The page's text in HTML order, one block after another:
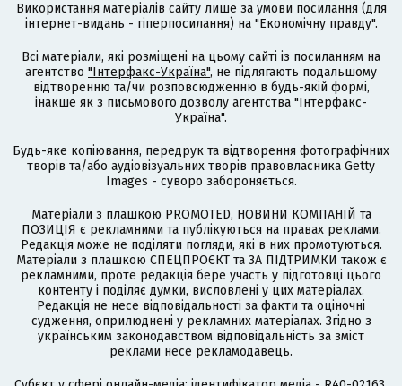
Використання матеріалів сайту лише за умови посилання (для
інтернет-видань - гіперпосилання) на "Економічну правду".
Всі матеріали, які розміщені на цьому сайті із посиланням на
агентство "Інтерфакс-Україна", не підлягають подальшому
відтворенню та/чи розповсюдженню в будь-якій формі,
інакше як з письмового дозволу агентства "Інтерфакс-
Україна".
Будь-яке копіювання, передрук та відтворення фотографічних
творів та/або аудіовізуальних творів правовласника Getty
Images - суворо забороняється.
Матеріали з плашкою PROMOTED, НОВИНИ КОМПАНІЙ та
ПОЗИЦІЯ є рекламними та публікуються на правах реклами.
Редакція може не поділяти погляди, які в них промотуються.
Матеріали з плашкою СПЕЦПРОЄКТ та ЗА ПІДТРИМКИ також є
рекламними, проте редакція бере участь у підготовці цього
контенту і поділяє думки, висловлені у цих матеріалах.
Редакція не несе відповідальності за факти та оціночні
судження, оприлюднені у рекламних матеріалах. Згідно з
українським законодавством відповідальність за зміст
реклами несе рекламодавець.